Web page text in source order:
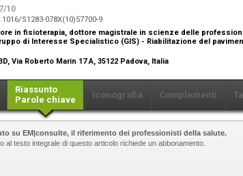
10
S1283-078X(10)57700-9
in fisioterapia, dottore magistrale in scienze delle
di Interesse Specialistico (GIS) - Riabilitazione del
Via Roberto Marin 17 A, 35122 Padova, Italia
Riassunto
Parole chiave
Iconografia Complementi
su EM|consulte, il riferimento dei professionisti della salute.
al testo integrale di questo articolo richiede un abbonamento.